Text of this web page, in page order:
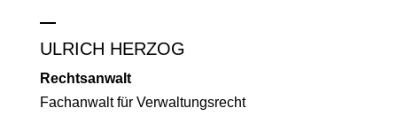
ULRICH HERZOG
Rechtsanwalt
Fachanwalt für Verwaltungsrecht